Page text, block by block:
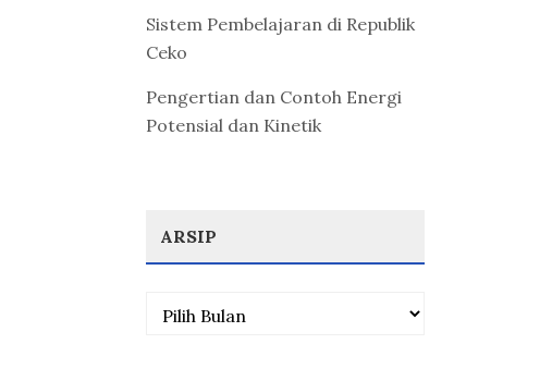
Sistem Pembelajaran di Republik
Ceko
Pengertian dan Contoh Energi
Potensial dan Kinetik
ARSIP
Arsip